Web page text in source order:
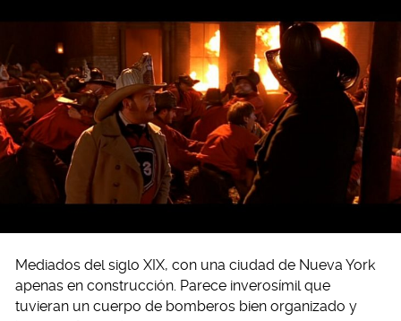
Mediados del siglo XIX, con una ciudad de Nueva York
apenas en construcción. Parece inverosímil que
tuvieran un cuerpo de bomberos bien organizado y